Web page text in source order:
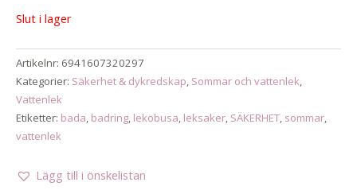
Slut i lager
Artikelnr: 6941607320297
Kategorier: Säkerhet & dykredskap, Sommar och vattenlek,
Vattenlek
Etiketter: bada, badring, lekobusa, leksaker, SÄKERHET, sommar,
vattenlek
Lägg till i önskelistan